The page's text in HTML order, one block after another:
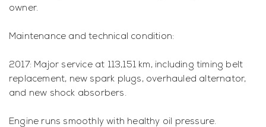
owner.
Maintenance and technical condition:
2017: Major service at 113,151 km, including timing belt
replacement, new spark plugs, overhauled alternator,
and new shock absorbers.
Engine runs smoothly with healthy oil pressure.